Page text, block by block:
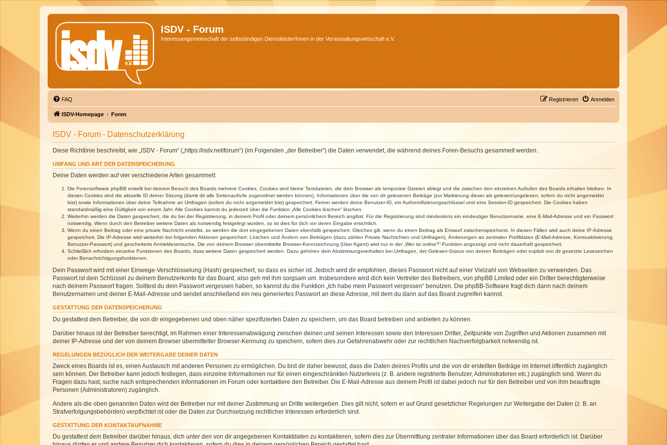
ISDV - Forum
Interessengemeinschaft der selbständigen Dienstleister/Innen in der Veranstaltungswirtschaft e.V.
FAQ Anmelden
Registrieren
ISDV-Homepage Foren
ISDV - Forum - Datenschutzerklärung
Diese Richtlinie beschreibt, wie „ISDV - Forum“ („https://isdv.net/forum“) (im Folgenden „der Betreiber“) die Daten verwendet, die während deines Foren-Besuchs gesammelt werden.
UMFANG UND ART DER DATENSPEICHERUNG
Deine Daten werden auf vier verschiedene Arten gesammelt:
Die Forensoftware phpBB erstellt bei deinem Besuch des Boards mehrere Cookies. Cookies sind kleine Textdateien, die dein Browser als temporäre Dateien ablegt und die zwischen den einzelnen Aufrufen des Boards erhalten bleiben. In
diesen Cookies sind die aktuelle ID deiner Sitzung (damit dir alle Seitenaufrufe zugeordnet werden können), Informationen über die von dir gelesenen Beiträge (zur Markierung dieser als gelesen/ungelesen; sofern du nicht angemeldet
bist) sowie Informationen über deine Teilnahme an Umfragen (sofern du nicht angemeldet bist) gespeichert. Ferner werden deine Benutzer-ID, ein Authentifizierungsschlüssel und eine Session-ID gespeichert. Die Cookies haben
standardmäßig eine Gültigkeit von einem Jahr. Alle Cookies kannst du jederzeit über die Funktion „Alle Cookies löschen“ löschen.
Weiterhin werden die Daten gespeichert, die du bei der Registrierung, in deinem Profil oder deinem persönlichem Bereich angibst. Für die Registrierung sind mindestens ein eindeutiger Benutzername, eine E-Mail-Adresse und ein Passwort
notwendig. Wenn durch den Betreiber weitere Daten als notwendig festgelegt wurden, so ist dies für dich vor deren Eingabe ersichtlich.
Wenn du einen Beitrag oder eine private Nachricht erstellst, so werden die dort eingegebenen Daten ebenfalls gespeichert. Gleiches gilt, wenn du einen Beitrag als Entwurf zwischenspeicherst. In diesen Fällen wird auch deine IP-Adresse
gespeichert. Die IP-Adresse wird weiterhin bei folgenden Aktionen gespeichert: Löschen und Ändern von Beiträgen (dazu zählen Private Nachrichten und Umfragen), Änderungen an zentralen Profildaten (E-Mail-Adresse, Kontoaktivierung,
Benutzer-Passwort) und gescheiterte Anmeldeversuche. Die von deinem Browser übermittelte Browser-Kennzeichnung (User Agent) wird nur in der „Wer ist online?“-Funktion angezeigt und nicht dauerhaft gespeichert.
Schließlich erfordern einzelne Funktionen des Boards, dass weitere Daten gespeichert werden. Dazu gehören dein Abstimmungsverhalten bei Umfragen, der Gelesen-Status von deinen Beiträgen oder explizit von dir gesetzte Lesezeichen
oder Benachrichtigungsfunktionen.
Dein Passwort wird mit einer Einwege-Verschlüsselung (Hash) gespeichert, so dass es sicher ist. Jedoch wird dir empfohlen, dieses Passwort nicht auf einer Vielzahl von Webseiten zu verwenden. Das
Passwort ist dein Schlüssel zu deinem Benutzerkonto für das Board, also geh mit ihm sorgsam um. Insbesondere wird dich kein Vertreter des Betreibers, von phpBB Limited oder ein Dritter berechtigterweise
nach deinem Passwort fragen. Solltest du dein Passwort vergessen haben, so kannst du die Funktion „Ich habe mein Passwort vergessen“ benutzen. Die phpBB-Software fragt dich dann nach deinem
Benutzernamen und deiner E-Mail-Adresse und sendet anschließend ein neu generiertes Passwort an diese Adresse, mit dem du dann auf das Board zugreifen kannst.
GESTATTUNG DER DATENSPEICHERUNG
Du gestattest dem Betreiber, die von dir eingegebenen und oben näher spezifizierten Daten zu speichern, um das Board betreiben und anbieten zu können.
Darüber hinaus ist der Betreiber berechtigt, im Rahmen einer Interessenabwägung zwischen deinen und seinen Interessen sowie den Interessen Dritter, Zeitpunkte von Zugriffen und Aktionen zusammen mit
deiner IP-Adresse und der von deinem Browser übermittelter Browser-Kennung zu speichern, sofern dies zur Gefahrenabwehr oder zur rechtlichen Nachverfolgbarkeit notwendig ist.
REGELUNGEN BEZÜGLICH DER WEITERGABE DEINER DATEN
Zweck eines Boards ist es, einen Austausch mit anderen Personen zu ermöglichen. Du bist dir daher bewusst, dass die Daten deines Profils und die von dir erstellten Beiträge im Internet öffentlich zugänglich
sein können. Der Betreiber kann jedoch festlegen, dass einzelne Informationen nur für einen eingeschränkten Nutzerkreis (z. B. andere registrierte Benutzer, Administratoren etc.) zugänglich sind. Wenn du
Fragen dazu hast, suche nach entsprechenden Informationen im Forum oder kontaktiere den Betreiber. Die E-Mail-Adresse aus deinem Profil ist dabei jedoch nur für den Betreiber und von ihm beauftragte
Personen (Administratoren) zugänglich.
Andere als die oben genannten Daten wird der Betreiber nur mit deiner Zustimmung an Dritte weitergeben. Dies gilt nicht, sofern er auf Grund gesetzlicher Regelungen zur Weitergabe der Daten (z. B. an
Strafverfolgungsbehörden) verpflichtet ist oder die Daten zur Durchsetzung rechtlicher Interessen erforderlich sind.
GESTATTUNG DER KONTAKTAUFNAHME
Du gestattest dem Betreiber darüber hinaus, dich unter den von dir angegebenen Kontaktdaten zu kontaktieren, sofern dies zur Übermittlung zentraler Informationen über das Board erforderlich ist. Darüber